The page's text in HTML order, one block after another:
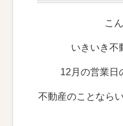
こ
いきいき不
12月の営業日
不動産のことなら